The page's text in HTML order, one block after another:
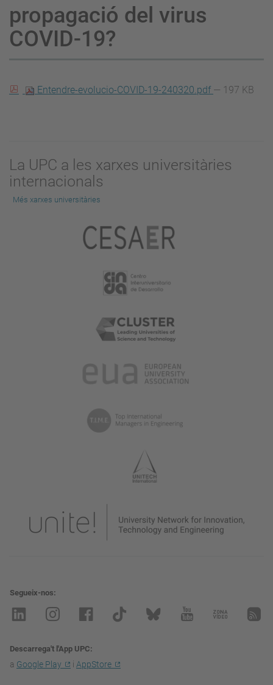
propagació del virus
COVID-19?
Entendre-evolucio-COVID-19-240320.pdf — 197 KB
La UPC a les xarxes universitàries
internacionals
Més xarxes universitàries
Segueix-nos
Descarrega't l'App UPC
a Google Play i AppStore